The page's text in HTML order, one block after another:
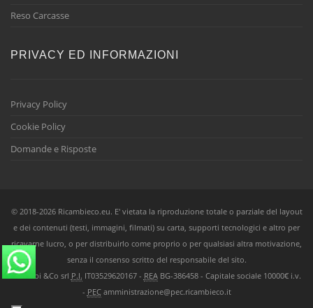
Reso Carcasse
PRIVACY ED INFORMAZIONI
Privacy Policy
Cookie Policy
Domande e Risposte
© 2018-2026 Ricambieco.eu. E' vietata la riproduzione totale o parziale del layout
e dei contenuti (testi, immagini, filmati) su carta, supporti tecnologici e altro per
ricavarne lucro, o per distribuirlo come proprio o per qualsiasi altra motivazione,
senza il consenso scritto del responsabile del sito.
Ricambi &Co srl P.I. IT03529620167 - REABG-386458 - Capitale sociale 10000€ i.v.
- PECamministrazione@pec.ricambieco.it